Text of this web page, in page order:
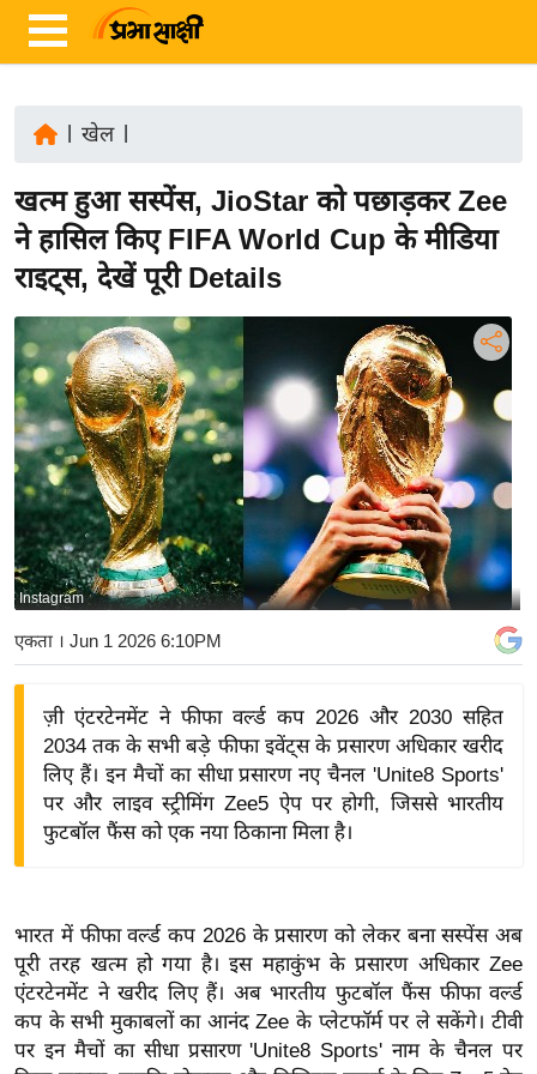
ज़ा
ख
र
रा
ष्ट्री
य
अं
त
र्रा
ष्ट्री
य
बि
ज़
ने
द्यो
वि
शे
ष
ज्ञ
रा
खेल|
खत्म हुआ सस्पेंस, JioStar को पछाड़कर Zee
ने हासिल किए FIFA World Cup के मीडिया
राइट्स, देखें पूरी Details
Instagram
एकता । Jun 1 2026 6:10PM
ज़ी एंटरटेनमेंट ने फीफा वर्ल्ड कप 2026 और 2030 सहित
2034 तक के सभी बड़े फीफा इवेंट्स के प्रसारण अधिकार खरीद
लिए हैं। इन मैचों का सीधा प्रसारण नए चैनल 'Unite8 Sports'
पर और लाइव स्ट्रीमिंग Zee5 ऐप पर होगी, जिससे भारतीय
फुटबॉल फैंस को एक नया ठिकाना मिला है।
भारत में फीफा वर्ल्ड कप 2026 के प्रसारण को लेकर बना सस्पेंस अब
पूरी तरह खत्म हो गया है। इस महाकुंभ के प्रसारण अधिकार Zee
एंटरटेनमेंट ने खरीद लिए हैं। अब भारतीय फुटबॉल फैंस फीफा वर्ल्ड
कप के सभी मुकाबलों का आनंद Zee के प्लेटफॉर्म पर ले सकेंगे। टीवी
पर इन मैचों का सीधा प्रसारण 'Unite8 Sports' नाम के चैनल पर